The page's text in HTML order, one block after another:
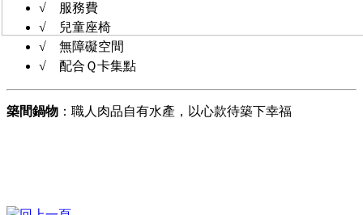
√ 服務費
√ 兒童座椅
√ 無障礙空間
√ 配合Ｑ卡集點
築間鍋物 ：職人肉品自有水產，以心款待築下幸福